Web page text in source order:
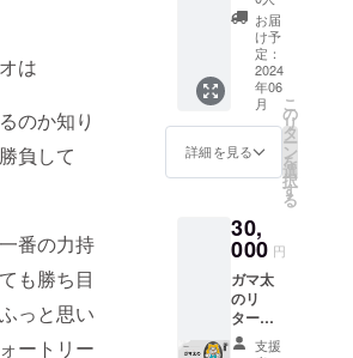
は
のか知り
負して
番の力持
も勝ち目
っと思い
ートリー
イズに
つきま
しては
大きさ
の増減
がある
場合が
ござい
ださ
い。
権：
Charac
terBox(
キャラ
クター
ボック
ス)の
ホーム
ページ
に個人
マ太ス
ポン
サーと
して掲
載 / 掲
載方
法：個
お届
け予
定：
2024
年06
月
詳細を見る
こ
の
リ
タ
ー
ン
を
選
択
す
る
30,
000 円
ガマ太
のリ
ターン
⑤ 法人
支援